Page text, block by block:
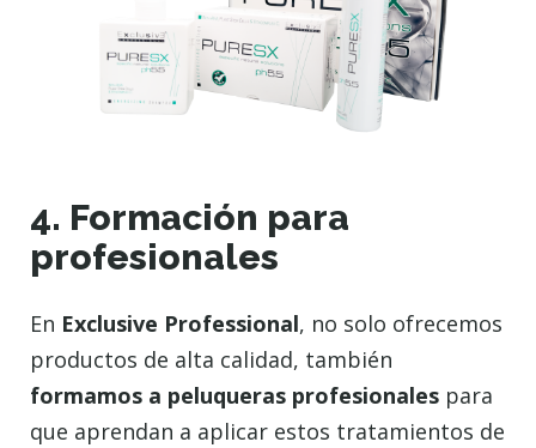
4. Formación para
profesionales
En Exclusive Professional, no solo ofrecemos
productos de alta calidad, también
formamos a peluqueras profesionales para
que aprendan a aplicar estos tratamientos de